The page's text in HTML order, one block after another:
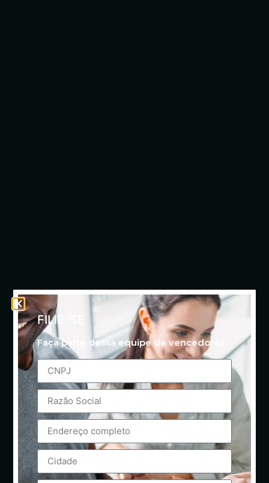
FILIE-SE
Faça parte dessa equipe de vencedores